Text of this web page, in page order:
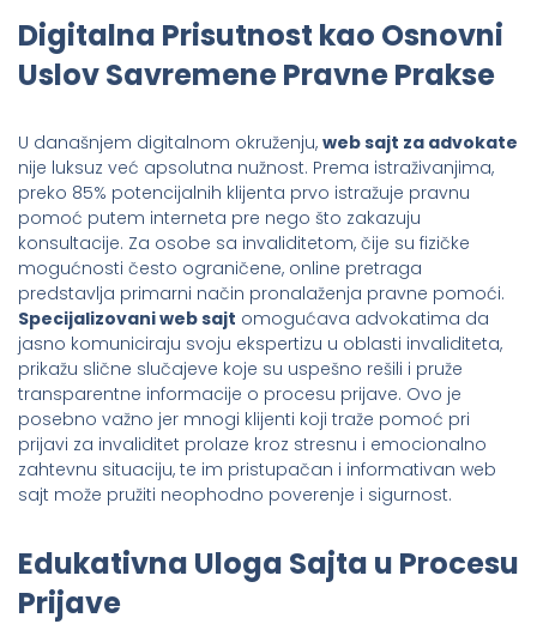
Digitalna Prisutnost kao Osnovni
Uslov Savremene Pravne Prakse
U današnjem digitalnom okruženju, web sajt za advokate
nije luksuz već apsolutna nužnost. Prema istraživanjima,
preko 85% potencijalnih klijenta prvo istražuje pravnu
pomoć putem interneta pre nego što zakazuju
konsultacije. Za osobe sa invaliditetom, čije su fizičke
mogućnosti često ograničene, online pretraga
predstavlja primarni način pronalaženja pravne pomoći.
Specijalizovani web sajt omogućava advokatima da
jasno komuniciraju svoju ekspertizu u oblasti invaliditeta,
prikažu slične slučajeve koje su uspešno rešili i pruže
transparentne informacije o procesu prijave. Ovo je
posebno važno jer mnogi klijenti koji traže pomoć pri
prijavi za invaliditet prolaze kroz stresnu i emocionalno
zahtevnu situaciju, te im pristupačan i informativan web
sajt može pružiti neophodno poverenje i sigurnost.
Edukativna Uloga Sajta u Procesu
Prijave